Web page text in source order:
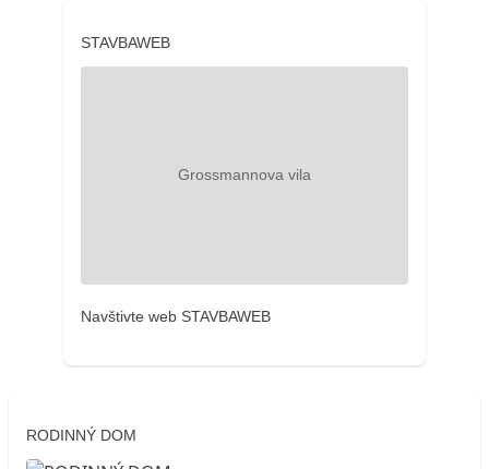
STAVBAWEB
Navštivte web STAVBAWEB
RODINNÝ DOM